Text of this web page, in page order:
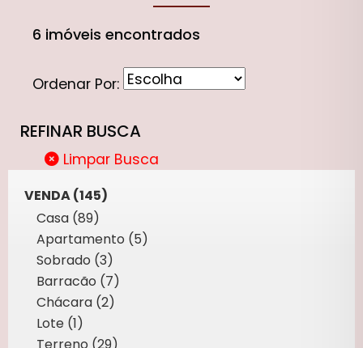
6 imóveis encontrados
Ordenar Por:
REFINAR BUSCA
Limpar Busca
VENDA (145)
Casa (89)
Apartamento (5)
Sobrado (3)
Barracão (7)
Chácara (2)
Lote (1)
Terreno (29)